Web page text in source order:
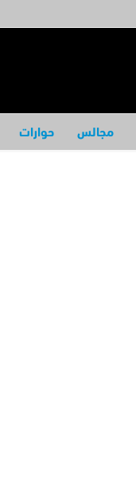
مجالس حوارات